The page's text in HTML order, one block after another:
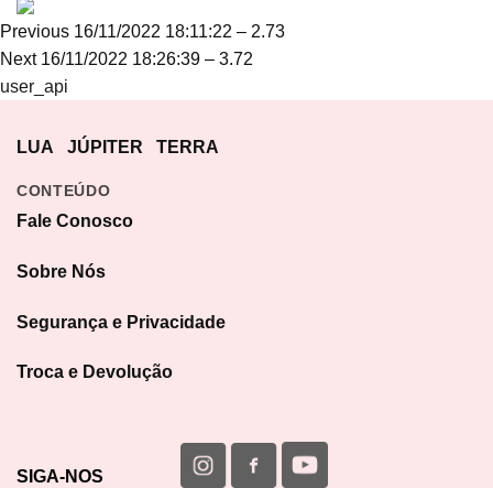
Navegação
de
Post
Previous Previous
post:
16/11/2022 18:11:22 – 2.73
Next Next
post:
16/11/2022 18:26:39 – 3.72
user_api
LUA JÚPITER TERRA
CONTEÚDO
Fale Conosco
Sobre Nós
Segurança e Privacidade
Troca e Devolução
SIGA-NOS